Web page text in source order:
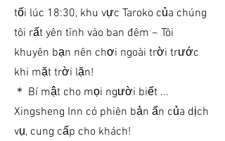
tối lúc 18:30, khu vực Taroko của chúng
tôi rất yên tĩnh vào ban đêm ~ Tôi
khuyên bạn nên chơi ngoài trời trước
khi mặt trời lặn!
＊ Bí mật cho mọi người biết ...
Xingsheng Inn có phiên bản ẩn của dịch
vụ, cung cấp cho khách!